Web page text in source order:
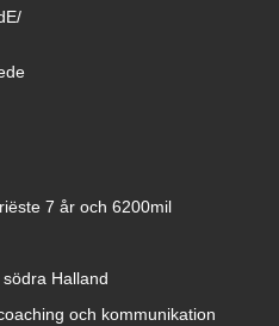
7 år och 6200mil
Halland
och kommunikation